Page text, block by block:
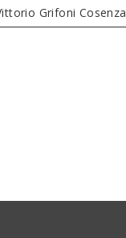
Grifoni Cosenza